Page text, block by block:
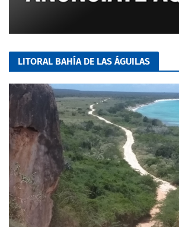
LITORAL BAHÍA DE LAS ÁGUILAS